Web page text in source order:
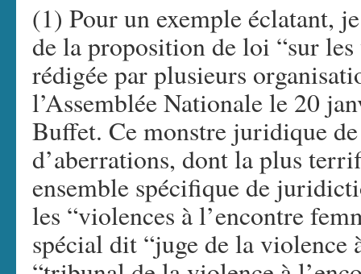
(1) Pour un exemple éclatant,
de la proposition de loi “sur
rédigée par plusieurs
l’Assemblée Nationale le 20
Buffet. Ce monstre juridique
d’aberrations, dont la plus
ensemble spécifique de
les “violences à l’encontre
spécial dit “juge de la violence